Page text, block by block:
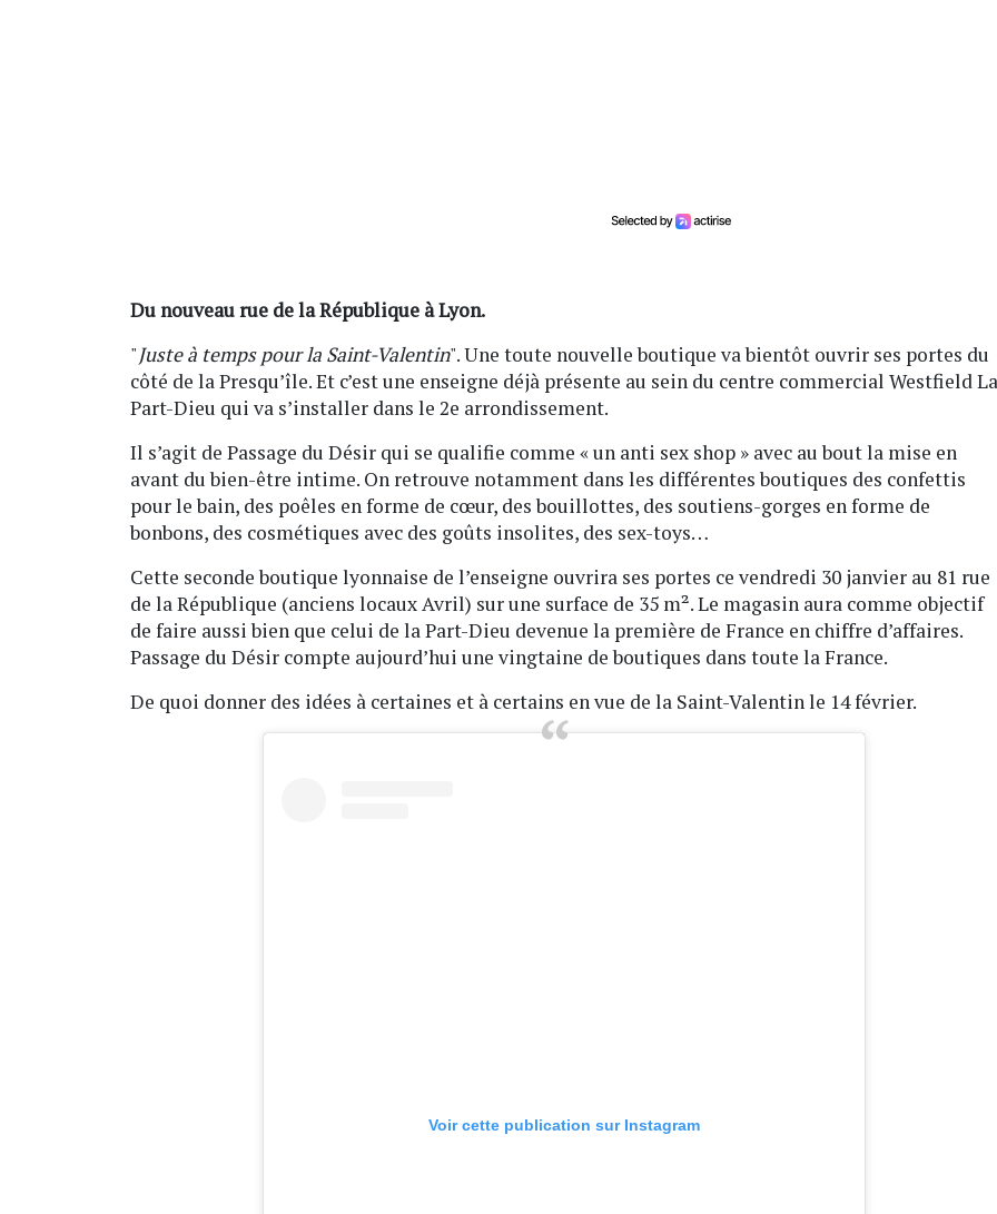
Du nouveau rue de la République à Lyon.
"Juste à temps pour la Saint-Valentin". Une toute nouvelle boutique va bientôt ouvrir ses portes du
côté de la Presqu’île. Et c’est une enseigne déjà présente au sein du centre commercial Westfield La
Part-Dieu qui va s’installer dans le 2e arrondissement.
Il s’agit de Passage du Désir qui se qualifie comme « un anti sex shop » avec au bout la mise en
avant du bien-être intime. On retrouve notamment dans les différentes boutiques des confettis
pour le bain, des poêles en forme de cœur, des bouillottes, des soutiens-gorges en forme de
bonbons, des cosmétiques avec des goûts insolites, des sex-toys…
Cette seconde boutique lyonnaise de l’enseigne ouvrira ses portes ce vendredi 30 janvier au 81 rue
de la République (anciens locaux Avril) sur une surface de 35 m². Le magasin aura comme objectif
de faire aussi bien que celui de la Part-Dieu devenue la première de France en chiffre d’affaires.
Passage du Désir compte aujourd’hui une vingtaine de boutiques dans toute la France.
De quoi donner des idées à certaines et à certains en vue de la Saint-Valentin le 14 février.
Voir cette publication sur Instagram